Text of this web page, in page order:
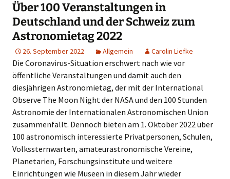
Über 100 Veranstaltungen in
Deutschland und der Schweiz zum
Astronomietag 2022
26. September 2022 Allgemein Carolin Liefke
Die Coronavirus-Situation erschwert nach wie vor
öffentliche Veranstaltungen und damit auch den
diesjährigen Astronomietag, der mit der International
Observe The Moon Night der NASA und den 100 Stunden
Astronomie der Internationalen Astronomischen Union
zusammenfällt. Dennoch bieten am 1. Oktober 2022 über
100 astronomisch interessierte Privatpersonen, Schulen,
Volkssternwarten, amateurastronomische Vereine,
Planetarien, Forschungsinstitute und weitere
Einrichtungen wie Museen in diesem Jahr wieder